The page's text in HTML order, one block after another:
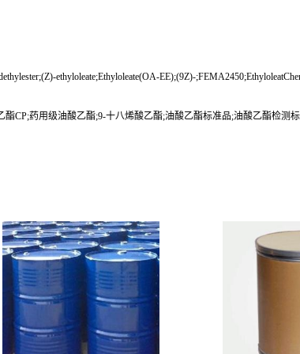
ethyloleate;Ethyloleate(OA-EE);(9Z)-
CP;药用级油酸乙酯;9-十八烯酸乙酯;油酸乙酯标准品;油酸乙酯检测